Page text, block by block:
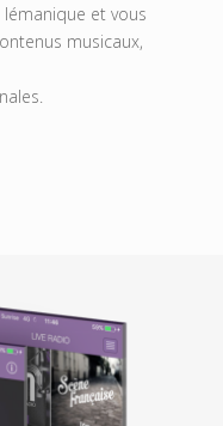
et vous
musicaux,